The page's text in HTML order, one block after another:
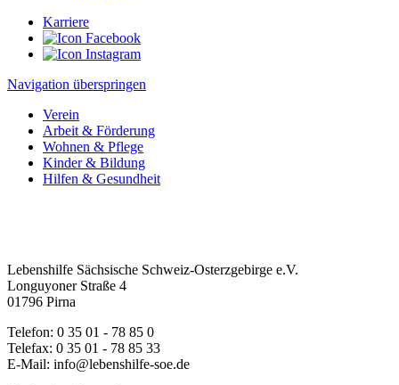
Karriere
Navigation überspringen
Verein
Arbeit & Förderung
Wohnen & Pflege
Kinder & Bildung
Hilfen & Gesundheit
Lebenshilfe Sächsische Schweiz-Osterzgebirge e.V.
Longuyoner Straße 4
01796 Pirna
Telefon: 0 35 01 - 78 85 0
Telefax: 0 35 01 - 78 85 33
E-Mail: info@lebenshilfe-soe.de